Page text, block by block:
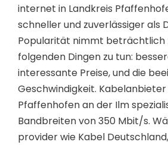
internet in Landkreis
schneller und zuverlässiger als
Popularität nimmt beträchtlich
folgenden Dingen zu tun:
interessante Preise, und die
Geschwindigkeit. Kabelanbieter
Pfaffenhofen an der Ilm
Bandbreiten von 350 Mbit/s.
provider wie Kabel